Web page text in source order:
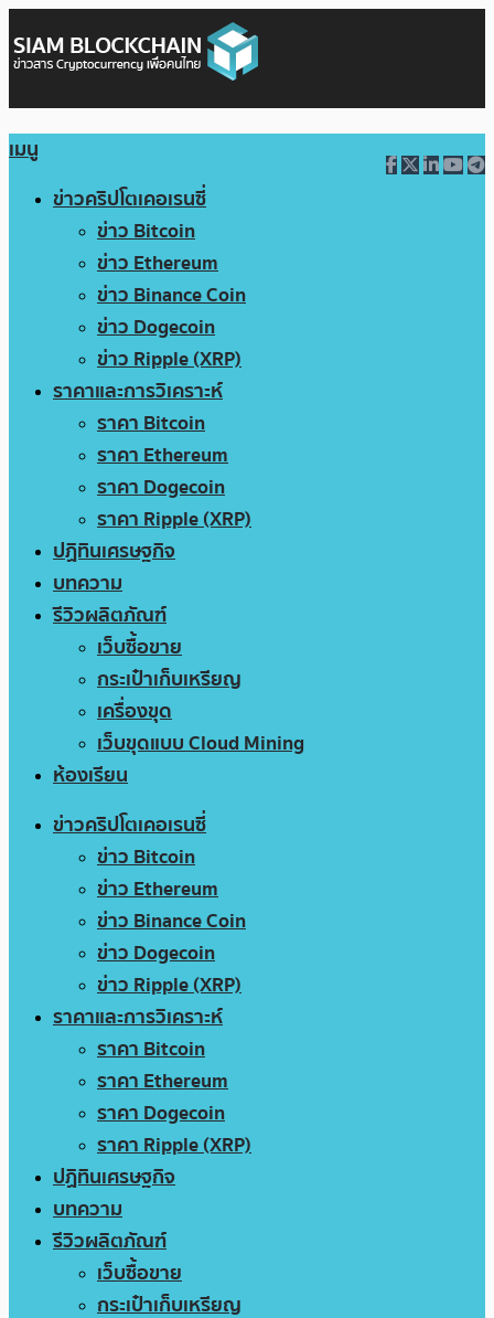
เมนู
ข่าวคริปโตเคอเรนซี่
ข่าว Bitcoin
ข่าว Ethereum
ข่าว Binance Coin
ข่าว Dogecoin
ข่าว Ripple (XRP)
ราคาและการวิเคราะห์
ราคา Bitcoin
ราคา Ethereum
ราคา Dogecoin
ราคา Ripple (XRP)
ปฏิทินเศรษฐกิจ
บทความ
รีวิวผลิตภัณฑ์
เว็บซื้อขาย
กระเป๋าเก็บเหรียญ
เครื่องขุด
เว็บขุดแบบ Cloud Mining
ห้องเรียน
ข่าวคริปโตเคอเรนซี่
ข่าว Bitcoin
ข่าว Ethereum
ข่าว Binance Coin
ข่าว Dogecoin
ข่าว Ripple (XRP)
ราคาและการวิเคราะห์
ราคา Bitcoin
ราคา Ethereum
ราคา Dogecoin
ราคา Ripple (XRP)
ปฏิทินเศรษฐกิจ
บทความ
รีวิวผลิตภัณฑ์
เว็บซื้อขาย
กระเป๋าเก็บเหรียญ